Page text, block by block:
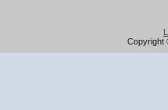
Copyright